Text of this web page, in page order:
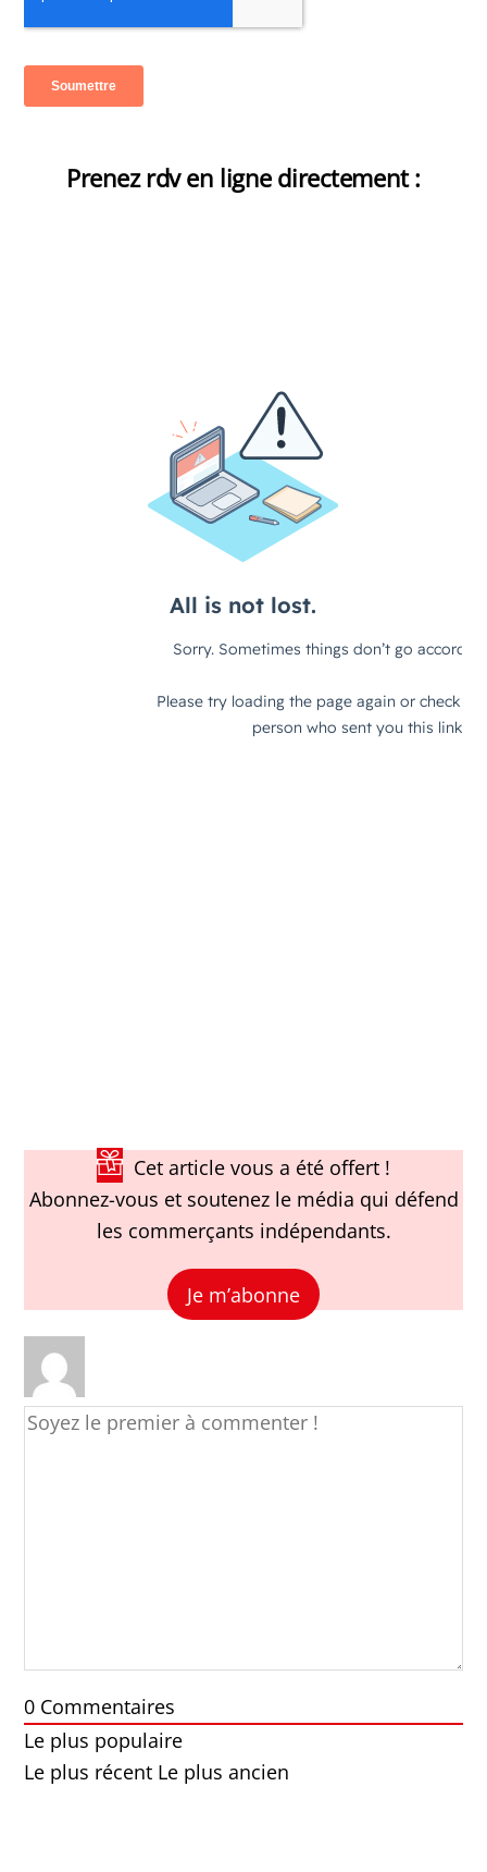
Prenez rdv en ligne directement :
Cet article vous a été offert !
Abonnez-vous et soutenez le média qui défend
les commerçants indépendants.
Je m’abonne
0 Commentaires
Le plus populaire
Le plus récent Le plus ancien